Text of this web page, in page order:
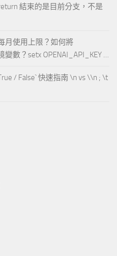
結束的是目前分支，不是
月使用上限？如何將
變數？setx OPENAI_API_KEY …
/ False` 快速指南 \n vs \\n ; \t